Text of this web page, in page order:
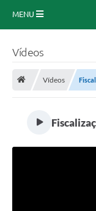
MENU
Vídeos
Vídeos